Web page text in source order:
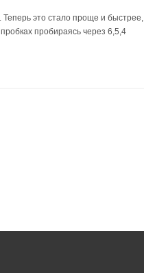
это стало проще и быстрее,
пробираясь через 6,5,4